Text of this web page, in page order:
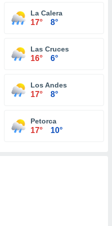
La Calera
17° 8°
Las Cruces
16° 6°
Los Andes
17° 8°
Petorca
17° 10°